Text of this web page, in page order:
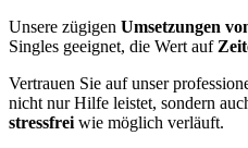
Unsere zügigen Umsetzungen
Singles geeignet, die Wert auf
Vertrauen Sie auf unser
nicht nur Hilfe leistet, sondern
stressfrei wie möglich verläuft.